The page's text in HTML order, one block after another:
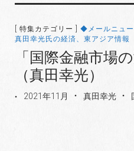
[ 特集カテゴリー ] ◆メールニュ
真田幸光氏の経済、東アジア情報
「国際金融市場
（真田幸光）
2021年11月 真田幸光